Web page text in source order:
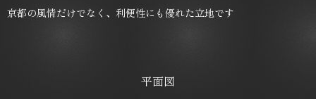
京都の風情だけでなく、利便性にも優れた立地です
平面図